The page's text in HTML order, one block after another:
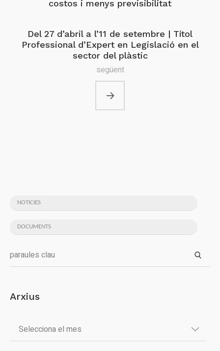
costos i menys previsibilitat
Del 27 d’abril a l’11 de setembre | Títol
Professional d’Expert en Legislació en el
sector del plàstic
següent
NOTICIES
DOCUMENTS
Arxius